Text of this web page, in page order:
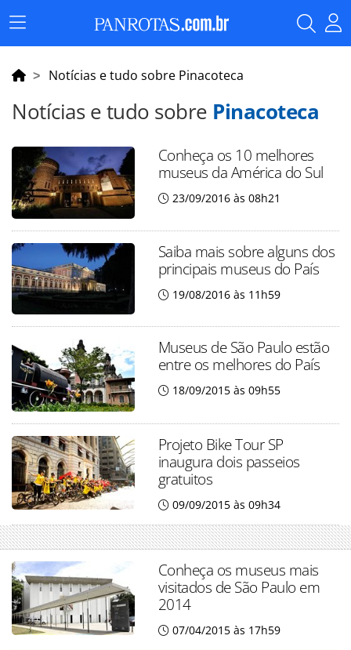
Menu
Principal
Notícias e tudo sobre Pinacoteca
Notícias e tudo sobre Pinacoteca
Conheça os 10 melhores
museus da América do Sul
23/09/2016 às 08h21
Saiba mais sobre alguns dos
principais museus do País
19/08/2016 às 11h59
Museus de São Paulo estão
entre os melhores do País
18/09/2015 às 09h55
Projeto Bike Tour SP
inaugura dois passeios
gratuitos
09/09/2015 às 09h34
Conheça os museus mais
visitados de São Paulo em
2014
07/04/2015 às 17h59